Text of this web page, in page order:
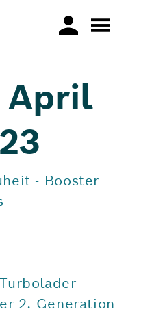
April
- Booster
2. Generation